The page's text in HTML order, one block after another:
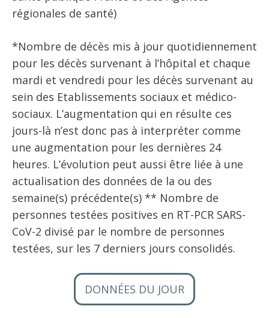
régionales de santé)
*Nombre de décès mis à jour quotidiennement
pour les décès survenant à l’hôpital et chaque
mardi et vendredi pour les décès survenant au
sein des Etablissements sociaux et médico-
sociaux. L’augmentation qui en résulte ces
jours-là n’est donc pas à interpréter comme
une augmentation pour les dernières 24
heures. L’évolution peut aussi être liée à une
actualisation des données de la ou des
semaine(s) précédente(s) ** Nombre de
personnes testées positives en RT-PCR SARS-
CoV-2 divisé par le nombre de personnes
testées, sur les 7 derniers jours consolidés.
DONNÉES DU JOUR